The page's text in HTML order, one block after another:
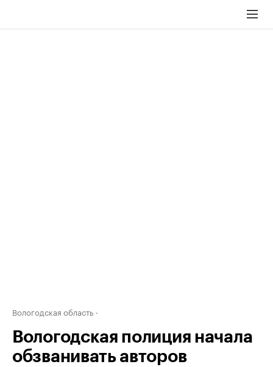
Вологодская область
Вологодская полиция начала
обзванивать авторов